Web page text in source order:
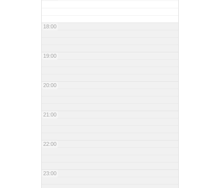
18:00
19:00
20:00
21:00
22:00
23:00